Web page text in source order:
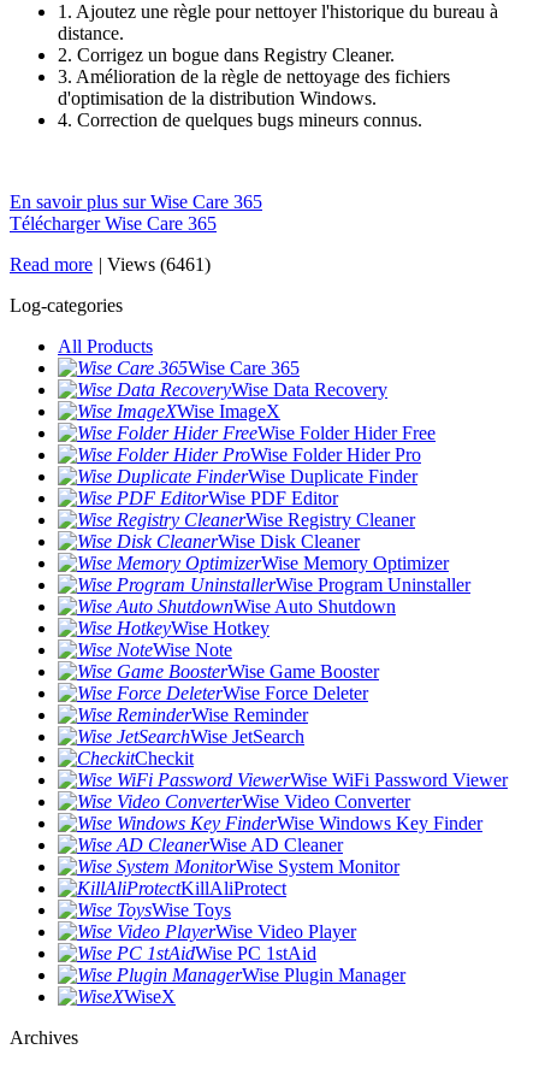
1. Ajoutez une règle pour nettoyer l'historique du bureau à
distance.
2. Corrigez un bogue dans Registry Cleaner.
3. Amélioration de la règle de nettoyage des fichiers
d'optimisation de la distribution Windows.
4. Correction de quelques bugs mineurs connus.
En savoir plus sur Wise Care 365
Télécharger Wise Care 365
Read more | Views (6461)
Log-categories
All Products
Wise Care 365
Wise Data Recovery
Wise ImageX
Wise Folder Hider Free
Wise Folder Hider Pro
Wise Duplicate Finder
Wise PDF Editor
Wise Registry Cleaner
Wise Disk Cleaner
Wise Memory Optimizer
Wise Program Uninstaller
Wise Auto Shutdown
Wise Hotkey
Wise Note
Wise Game Booster
Wise Force Deleter
Wise Reminder
Wise JetSearch
Checkit
Wise WiFi Password Viewer
Wise Video Converter
Wise Windows Key Finder
Wise AD Cleaner
Wise System Monitor
KillAliProtect
Wise Toys
Wise Video Player
Wise PC 1stAid
Wise Plugin Manager
WiseX
Archives